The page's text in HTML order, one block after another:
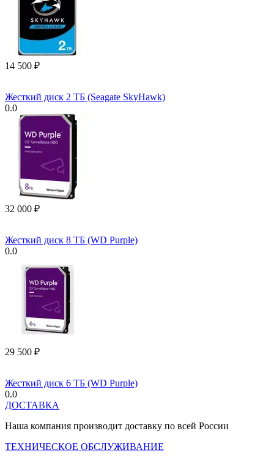
14 500 ₽
Жесткий диск 2 ТБ (Seagate SkyHawk)
0.0
32 000 ₽
Жесткий диск 8 ТБ (WD Purple)
0.0
29 500 ₽
Жесткий диск 6 ТБ (WD Purple)
0.0
ДОСТАВКА
Наша компания производит доставку по всей России
ТЕХНИЧЕСКОЕ ОБСЛУЖИВАНИЕ